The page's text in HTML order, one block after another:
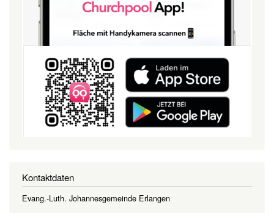
Kontaktdaten
Evang.-Luth. Johannesgemeinde Erlangen